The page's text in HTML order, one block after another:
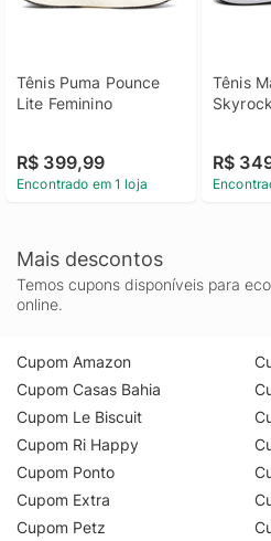
Tênis Puma Pounce
Lite Feminino
R$ 399,99
Encontrado em 1 loja
Tênis
R$
Mais descontos
Temos cupons disponíveis para
online.
Cupom Amazon
Cupom Casas Bahia
Cupom Le Biscuit
Cupom Ri Happy
Cupom Ponto
Cupom Extra
Cupom Petz